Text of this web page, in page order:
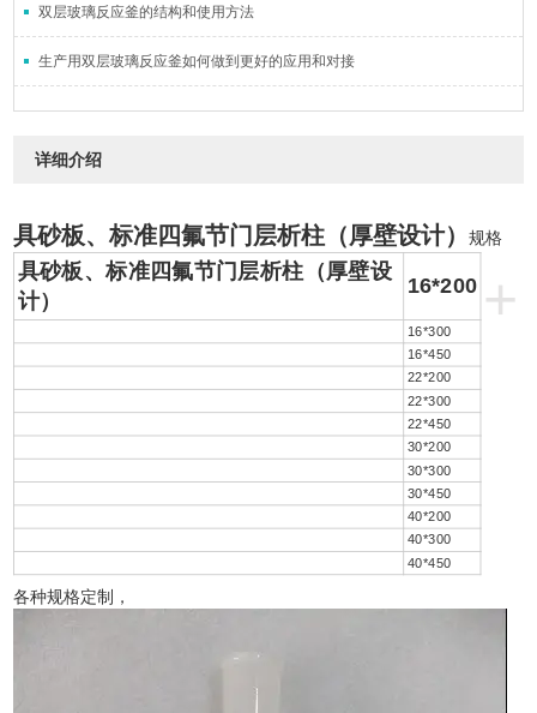
双层玻璃反应釜的结构和使用方法
生产用双层玻璃反应釜如何做到更好的应用和对接
详细介绍
具砂板、标准四氟节门层析柱（厚壁设计）规格
+
具砂板、标准四氟节门层析柱（厚壁设
计）
16*200
16*300
16*450
22*200
22*300
22*450
30*200
30*300
30*450
40*200
40*300
40*450
各种规格定制，